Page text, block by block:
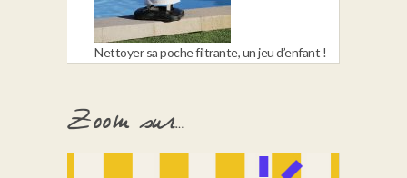
Nettoyer sa poche filtrante, un jeu d’enfant !
Zoom sur…